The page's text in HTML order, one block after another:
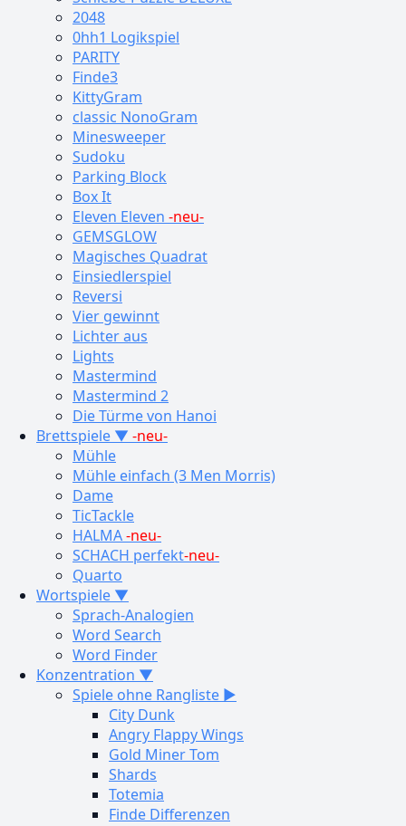
2048
0hh1 Logikspiel
PARITY
Finde3
KittyGram
classic NonoGram
Minesweeper
Sudoku
Parking Block
Box It
Eleven Eleven -neu-
GEMSGLOW
Magisches Quadrat
Einsiedlerspiel
Reversi
Vier gewinnt
Lichter aus
Lights
Mastermind
Mastermind 2
Die Türme von Hanoi
Brettspiele ▼ -neu-
Mühle
Mühle einfach (3 Men Morris)
Dame
TicTackle
HALMA-neu-
SCHACH perfekt-neu-
Quarto
Wortspiele ▼
Sprach-Analogien
Word Search
Word Finder
Konzentration ▼
Spiele ohne Rangliste ▶
City Dunk
Angry Flappy Wings
Gold Miner Tom
Shards
Totemia
Finde Differenzen